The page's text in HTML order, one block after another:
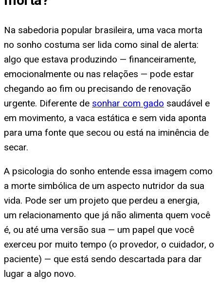
Na sabedoria popular brasileira, uma vaca morta
no sonho costuma ser lida como sinal de alerta:
algo que estava produzindo — financeiramente,
emocionalmente ou nas relações — pode estar
chegando ao fim ou precisando de renovação
urgente. Diferente de sonhar com gado saudável e
em movimento, a vaca estática e sem vida aponta
para uma fonte que secou ou está na iminência de
secar.
A psicologia do sonho entende essa imagem como
a morte simbólica de um aspecto nutridor da sua
vida. Pode ser um projeto que perdeu a energia,
um relacionamento que já não alimenta quem você
é, ou até uma versão sua — um papel que você
exerceu por muito tempo (o provedor, o cuidador, o
paciente) — que está sendo descartada para dar
lugar a algo novo.